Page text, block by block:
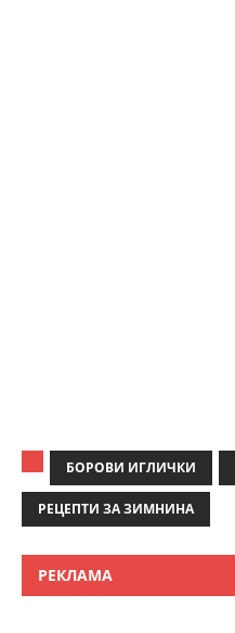
БОРОВИ ИГЛИЧКИ
РЕЦЕПТИ ЗА ЗИМНИНА
РЕКЛАМА